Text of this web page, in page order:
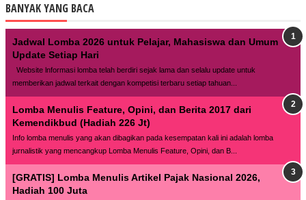
BANYAK YANG BACA
Jadwal Lomba 2026 untuk Pelajar, Mahasiswa dan Umum
Update Setiap Hari
Website lnformasi lomba telah berdiri sejak lama dan selalu update untuk
memberikan jadwal terkait dengan kompetisi terbaru setiap tahuan...
Lomba Menulis Feature, Opini, dan Berita 2017 dari
Kemendikbud (Hadiah 226 Jt)
Info lomba menulis yang akan dibagikan pada kesempatan kali ini adalah lomba
jurnalistik yang mencangkup Lomba Menulis Feature, Opini, dan B...
[GRATIS] Lomba Menulis Artikel Pajak Nasional 2026,
Hadiah 100 Juta